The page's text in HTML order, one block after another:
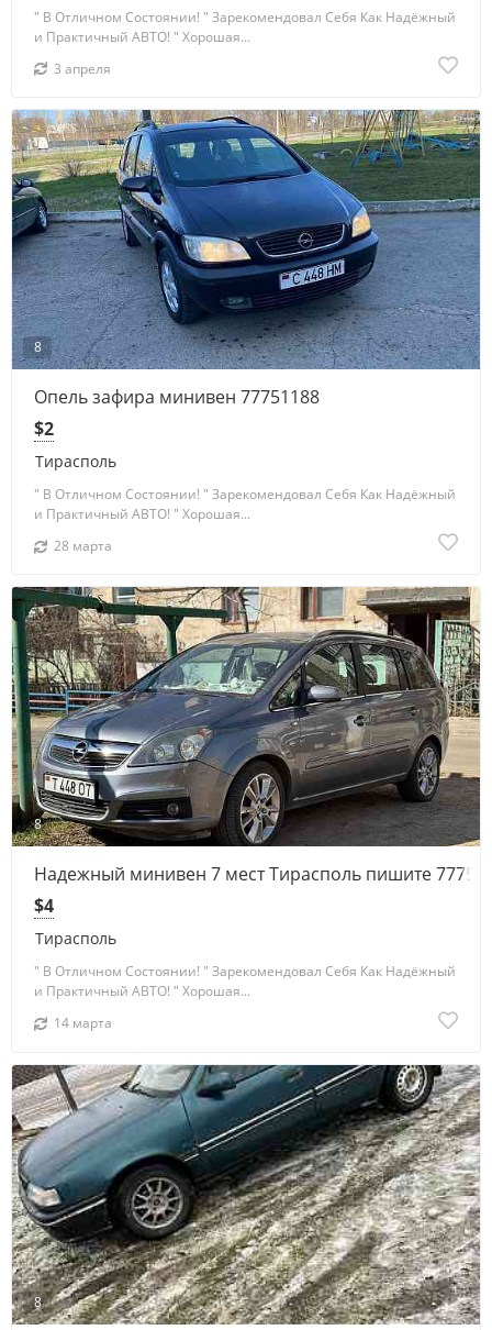
" В Отличном Состоянии! " Зарекомендовал Себя Как Надёжный
и Практичный АВТО! " Хорошая...
3 апреля
8
Опель зафира минивен 77751188
Тирасполь
$2
" В Отличном Состоянии! " Зарекомендовал Себя Как Надёжный
и Практичный АВТО! " Хорошая...
28 марта
8
Надежный минивен 7 мест Тирасполь пишите
Тирасполь
$4
" В Отличном Состоянии! " Зарекомендовал Себя Как Надёжный
и Практичный АВТО! " Хорошая...
14 марта
8